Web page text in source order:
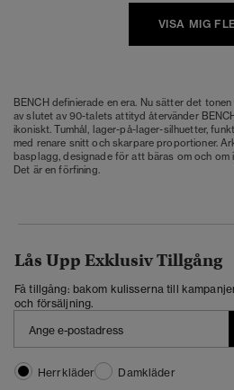
VISA MIG
BENCH definierade en era. Nu sätter det
av slutet av 90-talets attityd återvänder
ikoniskt. Tumhål, lager-på-lager-silhuetter,
med renare snitt och skarpare proportioner.
basplagg, designade för att bäras om och om
Det är en förfining.
Lås Upp Exklusiv Tillgång
Få tillgång: bakom kulisserna till
och försäljning.
Herrkläder Damkläder